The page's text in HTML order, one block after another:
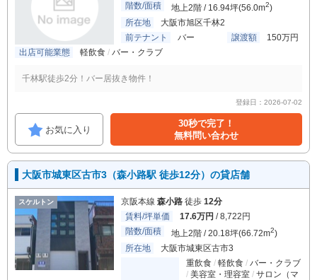
階数/面積
地上2階 / 16.94坪(56.0m2)
所在地
大阪市旭区千林2
前テナント
バー 譲渡額
150万円
出店可能業態
軽飲食 バー・クラブ
千林駅徒歩2分！バー居抜き物件！
登録日：2026-07-02
お気に入り
30秒で完了！
無料問い合わせ
大阪市城東区古市3（森小路駅 徒歩12分）の貸店舗
スケルトン 京阪本線 森小路 徒歩 12分
賃料/坪単価
17.6万円 / 8,722円
階数/面積
地上2階 / 20.18坪(66.72m2)
所在地
大阪市城東区古市3
重飲食 軽飲食
バー・クラブ
美容室・理容室
サロン（マ